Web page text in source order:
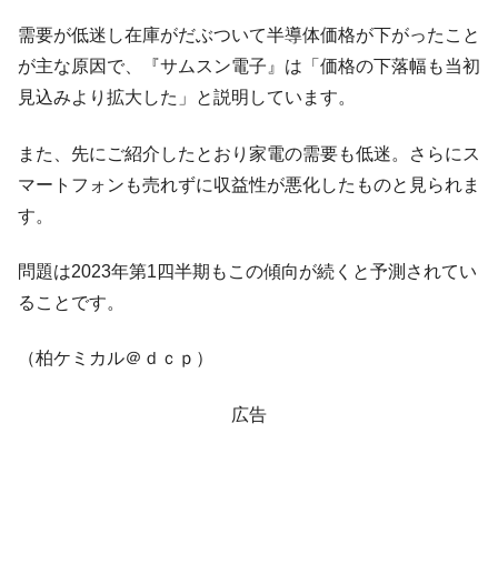
JPモルガン「韓国レバレッジETFの清算は
ほぼ終わった」
『Money1』
韓国『国民年金公団』株価暴落で200兆蒸
『Money1』
韓国政府「ニセＫ-ブランドを通報しようキ
ャンペーン」⇒ あの名物教授も登場！
ぎ」では。
『Money1』
Fact1
日本の誇る海洋資源調査船『白嶺』は先進技術の
夏の甲子園、優勝校を最も多く輩出している都道
需要が低迷し在庫がだぶついて半導体価格が下がったこと
が主な原因で、『サムスン電子』は「価格の下落幅も当初
見込みより拡大した」と説明しています。
また、先にご紹介したとおり家電の需要も低迷。さらにス
マートフォンも売れずに収益性が悪化したものと見られま
す。
問題は2023年第1四半期もこの傾向が続くと予測されてい
ることです。
（柏ケミカル＠ｄｃｐ）
広告